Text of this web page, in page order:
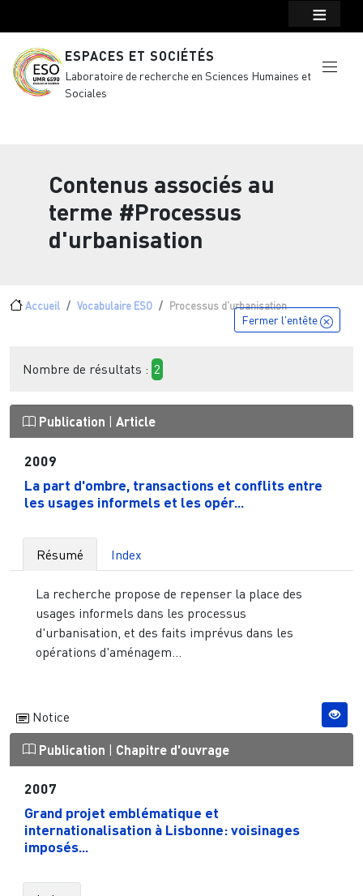
ESPACES ET SOCIÉTÉS
Laboratoire de recherche en Sciences Humaines et
Sociales
Contenus associés au
terme #Processus
d'urbanisation
Fil d'Ariane
Accueil Vocabulaire ESO Processus d'urbanisation
Fermer l'entête
Nombre de résultats : 2
Publication Article
2009
La part d'ombre, transactions et conflits entre
les usages informels et les opér...
Résumé Index
La recherche propose de repenser la place des
usages informels dans les processus
d'urbanisation, et des faits imprévus dans les
opérations d'aménagem...
Notice
Publication | Chapitre d'ouvrage
2007
Grand projet emblématique et
internationalisation à Lisbonne: voisinages
imposés...